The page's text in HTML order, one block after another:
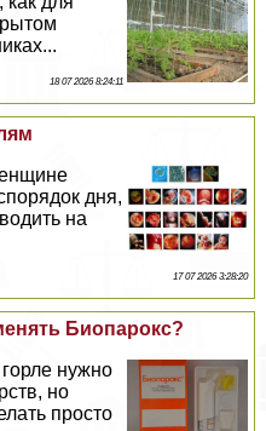
18 07 2026 8:24:11
дня,
на
17 07 2026 3:28:20
Биопарокс?
нужно
но
просто